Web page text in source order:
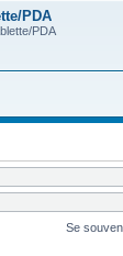
PDA
PDA
Se